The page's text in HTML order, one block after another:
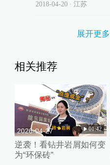
2018-04-20∙ 江苏
展开更
相关推荐
2026-04-27 01:42
逆袭！看钻井岩屑如何变
为“环保砖”